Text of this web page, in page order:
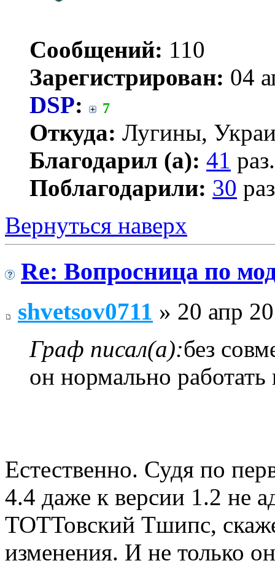
Сообщений: 110
Зарегистрирован: 04
DSP: 7
Откуда: Лугины,
Благодарил (а): 41 раз.
Поблагодарили: 30
Вернуться наверх
Re: Вопросница по
shvetsov0711 » 20 апр
Граф писал(а):без
он нормально работать
Естественно. Судя по
4.4 даже к версии 1.2 не
ТОТТовский Тшипс,
изменения. И не только